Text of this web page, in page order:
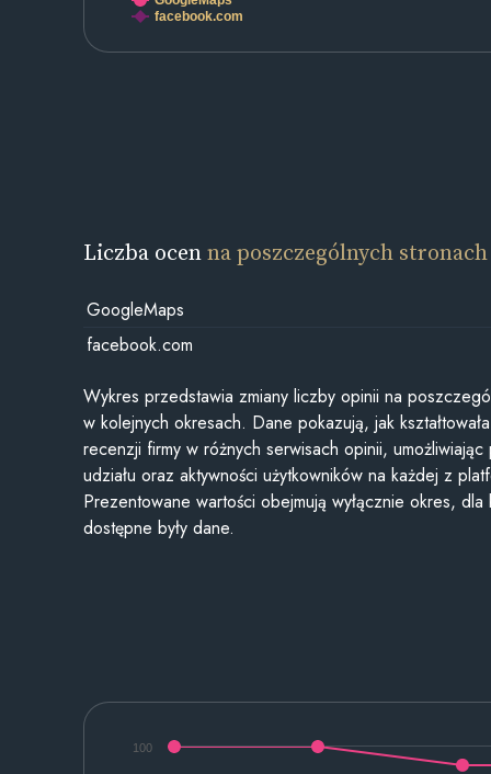
facebook.com
Liczba ocenna poszczególnych stronach
GoogleMaps
facebook.com
Wykres przedstawia zmiany liczby opinii na
w kolejnych okresach. Dane pokazują, jak
recenzji firmy w różnych serwisach opinii,
udziału oraz aktywności użytkowników na każdej z
Prezentowane wartości obejmują wyłącznie okres, dla
dostępne były dane.
100